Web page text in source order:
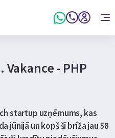
- PHP
startup uzņēmums, kas
jūnijā un kopš šī brīža jau 58